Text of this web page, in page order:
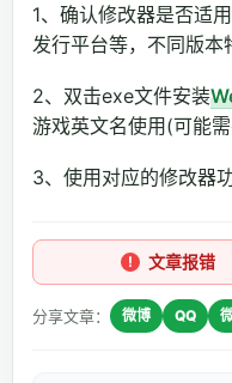
1、确认修改器是否适
发行平台等，不同版
2、双击exe文件安装
游戏英文名使用(可能
3、使用对应的修改器
文章报错
分享文章： 微博 QQ